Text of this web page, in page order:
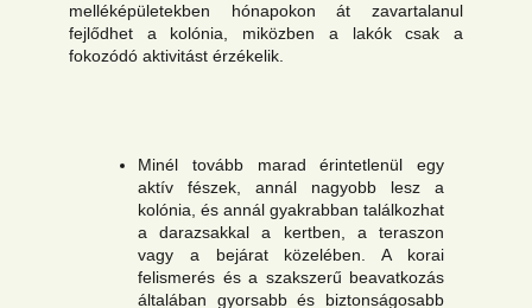
melléképületekben hónapokon át zavartalanul
fejlődhet a kolónia, miközben a lakók csak a
fokozódó aktivitást érzékelik.
Minél tovább marad érintetlenül egy
aktív fészek, annál nagyobb lesz a
kolónia, és annál gyakrabban találkozhat
a darazsakkal a kertben, a teraszon
vagy a bejárat közelében. A korai
felismerés és a szakszerű beavatkozás
általában gyorsabb és biztonságosabb